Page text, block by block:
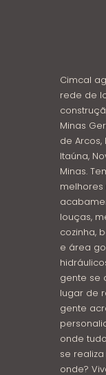
Cimcal
rede de
Minas
de Arcos,
Itaúna,
Minas.
louças,
cozinha,
e área
gente se
lugar de
gente
onde
se
onde?